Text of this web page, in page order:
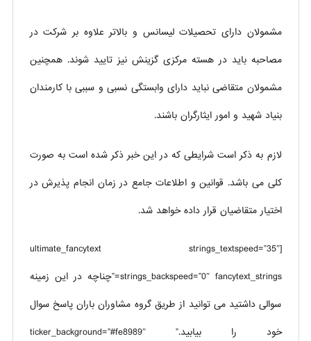
مشمولان دارای تحصیلات لیسانس و بالاتر علاوه بر شرکت در
مصاحبه باید در هسته مرکزی گزینش نیز تایید شوند. همچنین
مشمولان متقاضی نباید دارای وابستگی نسبی و سببی با کارمندان
بنیاد شهید و امور ایثارگران باشند.
لازم به ذکر است شرایطی که در این خبر ذکر شده است به صورت
کلی می باشد. قوانین و اطلاعات جامع در زمان انجام پذیرش در
اختیار متقاضیان قرار داده خواهد شد.
[ultimate_fancytext strings_textspeed=”35″
strings_backspeed=”0″ fancytext_strings=”چناچه در این زمینه
سوالی داشتید می توانید از طریق گروه مشاوران باران پاسخ سوال
خود را بیابید.” ticker_background=”#fe8989″